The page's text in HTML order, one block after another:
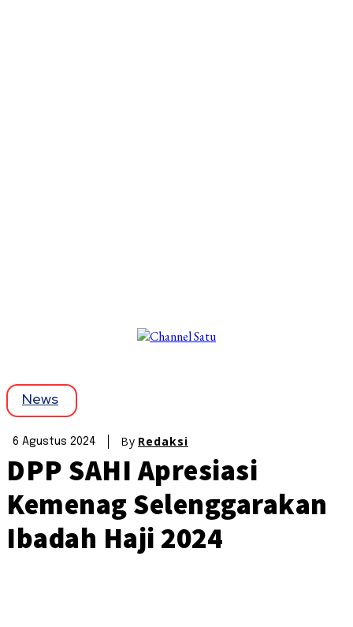
News
6 Agustus 2024 By Redaksi
DPP SAHI Apresiasi
Kemenag Selenggarakan
Ibadah Haji 2024